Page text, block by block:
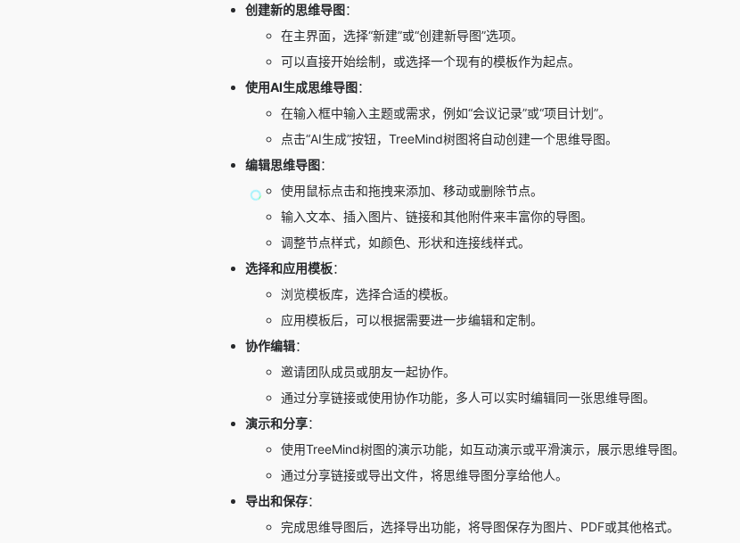
创建新的思维导图：
在主界面，选择“新建”或“创建新导图”选项。
可以直接开始绘制，或选择一个现有的模板作为起点。
使用AI生成思维导图：
在输入框中输入主题或需求，例如“会议记录”或“项目计划”。
点击“AI生成”按钮，TreeMind树图将自动创建一个思维导图。
编辑思维导图：
使用鼠标点击和拖拽来添加、移动或删除节点。
输入文本、插入图片、链接和其他附件来丰富你的导图。
调整节点样式，如颜色、形状和连接线样式。
选择和应用模板：
浏览模板库，选择合适的模板。
应用模板后，可以根据需要进一步编辑和定制。
协作编辑：
邀请团队成员或朋友一起协作。
通过分享链接或使用协作功能，多人可以实时编辑同一张思维导图。
演示和分享：
使用TreeMind树图的演示功能，如互动演示或平滑演示，展示思维导图。
通过分享链接或导出文件，将思维导图分享给他人。
导出和保存：
完成思维导图后，选择导出功能，将导图保存为图片、PDF或其他格式。